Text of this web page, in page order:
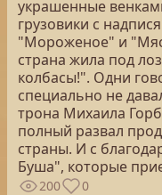
украшенные
грузовики с
"Мороженое" и
страна жила под
колбасы!". Одни
специально не
трона Михаила
полный развал
страны. И с
Буша", которые
200 0